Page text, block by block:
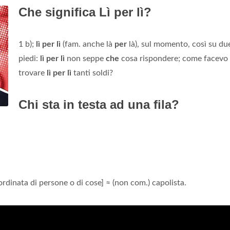
Che significa Lì per lì?
1 b); lì per lì (fam. anche là per là), sul momento, così su
piedi: lì per lì non seppe che cosa rispondere; come facevo
trovare lì per lì tanti soldi?
Chi sta in testa ad una fila?
di persone o di cose] ≈ (non com.) capolista.